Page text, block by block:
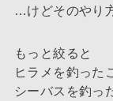
…けどそのやり
もっと絞ると
ヒラメを釣った
シーバスを釣っ